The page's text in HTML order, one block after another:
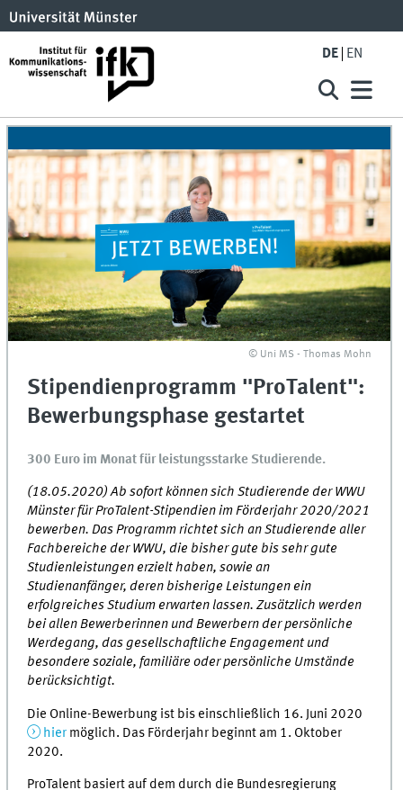
DE EN
© Uni MS - Thomas Mohn
Stipendienprogramm "ProTalent":
Bewerbungsphase gestartet
300 Euro im Monat für leistungsstarke Studierende.
(18.05.2020) Ab sofort können sich Studierende der WWU
Münster für ProTalent-Stipendien im Förderjahr 2020/2021
bewerben. Das Programm richtet sich an Studierende aller
Fachbereiche der WWU, die bisher gute bis sehr gute
Studienleistungen erzielt haben, sowie an
Studienanfänger, deren bisherige Leistungen ein
erfolgreiches Studium erwarten lassen. Zusätzlich werden
bei allen Bewerberinnen und Bewerbern der persönliche
Werdegang, das gesellschaftliche Engagement und
besondere soziale, familiäre oder persönliche Umstände
berücksichtigt.
Die Online-Bewerbung ist bis einschließlich 16. Juni 2020
hier möglich. Das Förderjahr beginnt am 1. Oktober
2020.
ProTalent basiert auf dem durch die Bundesregierung